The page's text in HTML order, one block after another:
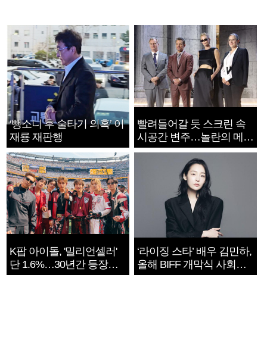
‘뺑소니 후 술타기 의혹’ 이
재룡 재판행
빨려들어갈 듯 스크린 속
시공간 변주…놀란의 메시
지는 ‘전쟁 속죄’
K팝 아이돌, '밀리언셀러'
단 1.6%…30년간 등장
1182개팀 전수조사
‘라이징 스타’ 배우 김민하,
올해 BIFF 개막식 사회자
확정